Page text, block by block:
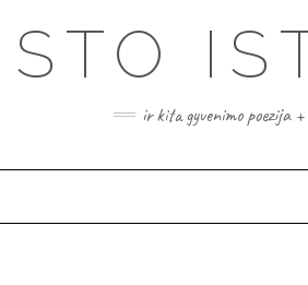
ir kita gyvenimo poezija